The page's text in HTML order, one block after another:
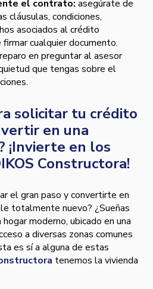
el contrato: asegúrate de
cláusulas, condiciones,
asociados al crédito
cualquier documento.
en preguntar al asesor
que tengas sobre el
solicitar tu crédito
en una
¡Invierte en los
Constructora!
el gran paso y convertirte en
totalmente nuevo? ¿Sueñas
moderno, ubicado en una
a diversas zonas comunes
es sí a alguna de estas
tenemos la vivienda